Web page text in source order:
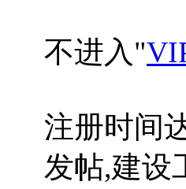
不进入"
注册时间
发帖,建设